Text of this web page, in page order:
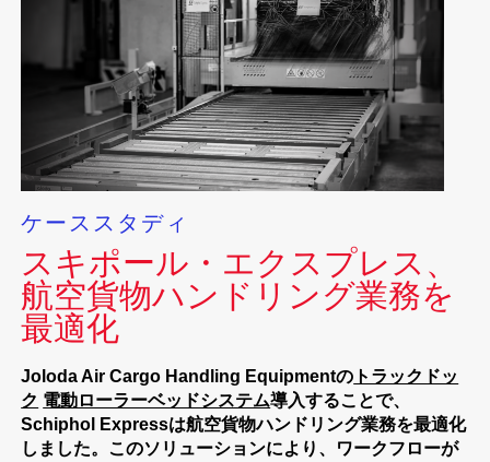
ケーススタディ
スキポール・エクスプレス、
航空貨物ハンドリング業務を
最適化
Joloda Air Cargo Handling Equipmentの トラックドッ
ク 電動ローラーベッドシステム導入することで、
Schiphol Expressは航空貨物ハンドリング業務を最適化
しました。このソリューションにより、ワークフローが